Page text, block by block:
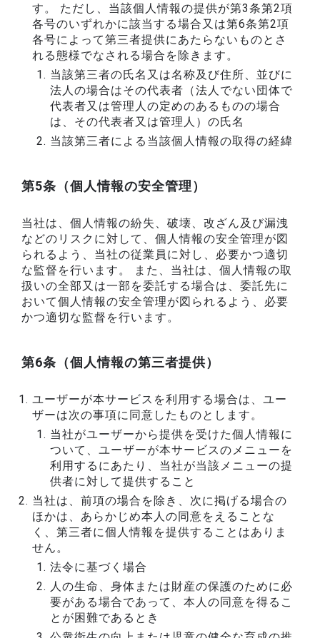
す。 ただし、当該個人情報の提供が第3条第2項
各号のいずれかに該当する場合又は第6条第2項
各号によって第三者提供にあたらないものとさ
れる態様でなされる場合を除きます。
当該第三者の氏名又は名称及び住所、並びに
法人の場合はその代表者（法人でない団体で
代表者又は管理人の定めのあるものの場合
は、その代表者又は管理人）の氏名
当該第三者による当該個人情報の取得の経緯
第5条（個人情報の安全管理）
当社は、個人情報の紛失、破壊、改ざん及び漏洩
などのリスクに対して、個人情報の安全管理が図
られるよう、当社の従業員に対し、必要かつ適切
な監督を行います。 また、当社は、個人情報の取
扱いの全部又は一部を委託する場合は、委託先に
おいて個人情報の安全管理が図られるよう、必要
かつ適切な監督を行います。
第6条（個人情報の第三者提供）
ユーザーが本サービスを利用する場合は、ユー
ザーは次の事項に同意したものとします。
当社がユーザーから提供を受けた個人情報に
ついて、ユーザーが本サービスのメニューを
利用するにあたり、当社が当該メニューの提
供者に対して提供すること
当社は、前項の場合を除き、次に掲げる場合の
ほかは、あらかじめ本人の同意をえることな
く、第三者に個人情報を提供することはありま
せん。
法令に基づく場合
人の生命、身体または財産の保護のために必
要がある場合であって、本人の同意を得るこ
とが困難であるとき